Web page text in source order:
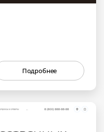
Подробнее